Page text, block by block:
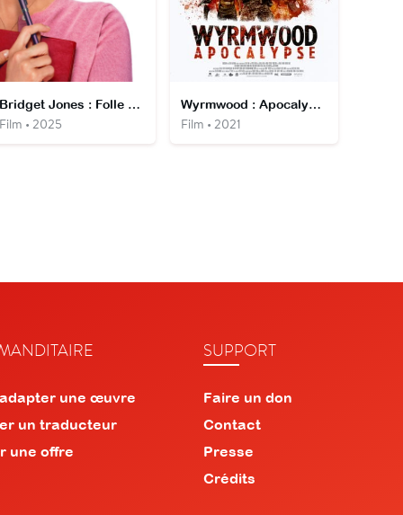
Bridget Jones : Folle de lui
• 2025
Wyrmwood : Apocalypse
Film • 2021
une œuvre
un traducteur
une offre
SUPPORT
Faire un don
Contact
Presse
Crédits